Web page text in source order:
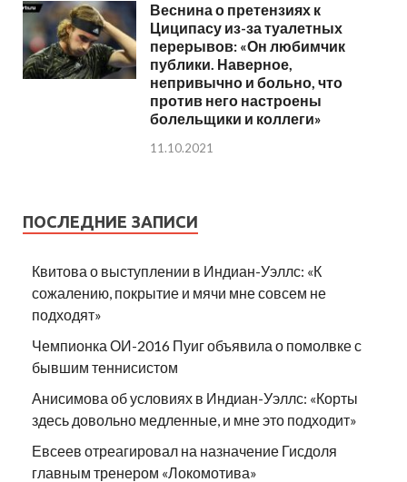
Веснина о претензиях к
Циципасу из-за туалетных
перерывов: «Он любимчик
публики. Наверное,
непривычно и больно, что
против него настроены
болельщики и коллеги»
11.10.2021
ПОСЛЕДНИЕ ЗАПИСИ
Квитова о выступлении в Индиан-Уэллс: «К
сожалению, покрытие и мячи мне совсем не
подходят»
Чемпионка ОИ-2016 Пуиг объявила о помолвке с
бывшим теннисистом
Анисимова об условиях в Индиан-Уэллс: «Корты
здесь довольно медленные, и мне это подходит»
Евсеев отреагировал на назначение Гисдоля
главным тренером «Локомотива»